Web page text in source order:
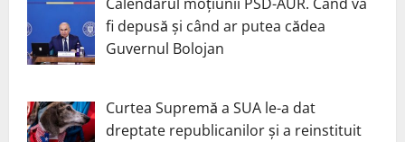
fi depusă și când ar putea cădea
Guvernul Bolojan
Curtea Supremă a SUA le-a dat
dreptate republicanilor și a reinstituit